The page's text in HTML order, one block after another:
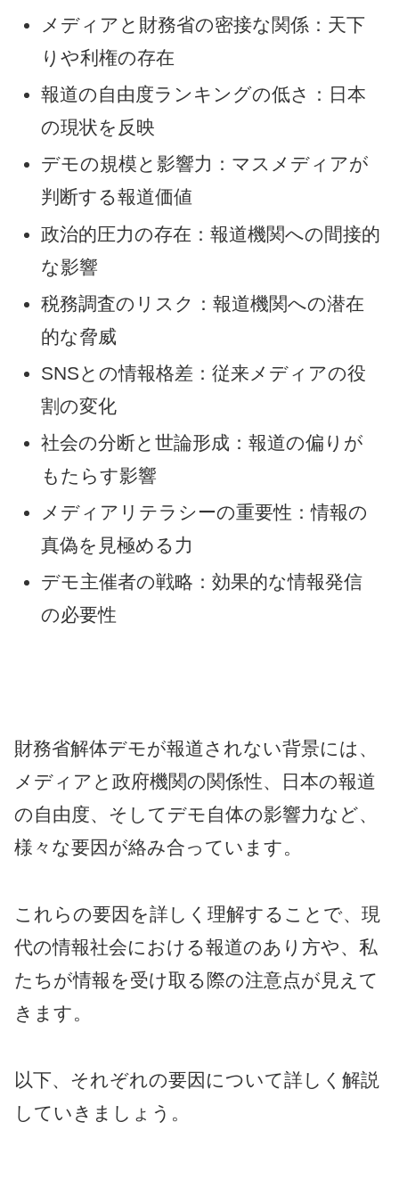
メディアと財務省の密接な関係：天下
りや利権の存在
報道の自由度ランキングの低さ：日本
の現状を反映
デモの規模と影響力：マスメディアが
判断する報道価値
政治的圧力の存在：報道機関への間接的
な影響
税務調査のリスク：報道機関への潜在
的な脅威
SNSとの情報格差：従来メディアの役
割の変化
社会の分断と世論形成：報道の偏りが
もたらす影響
メディアリテラシーの重要性：情報の
真偽を見極める力
デモ主催者の戦略：効果的な情報発信
の必要性
財務省解体デモが報道されない背景には、
メディアと政府機関の関係性、日本の報道
の自由度、そしてデモ自体の影響力など、
様々な要因が絡み合っています。
これらの要因を詳しく理解することで、現
代の情報社会における報道のあり方や、私
たちが情報を受け取る際の注意点が見えて
きます。
以下、それぞれの要因について詳しく解説
していきましょう。